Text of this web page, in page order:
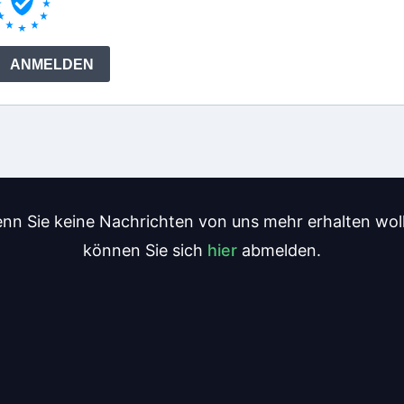
Sie keine Nachrichten von uns mehr erhalten
können Sie sich hier abmelden.